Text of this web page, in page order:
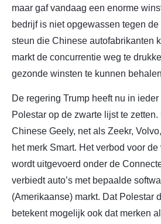
maar gaf vandaag een enorme
bedrijf is niet opgewassen tegen
steun die Chinese autofabrikanten
markt de concurrentie weg te
gezonde winsten te kunnen
De regering Trump heeft nu in
Polestar op de zwarte lijst te
Chinese Geely, net als Zeekr,
het merk Smart. Het verbod voor
wordt uitgevoerd onder de
verbiedt auto’s met bepaalde
(Amerikaanse) markt. Dat Polestar
betekent mogelijk ook dat merken